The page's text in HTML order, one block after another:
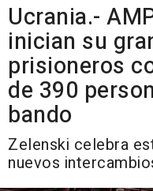
Ucrania.-
inician su
prisioneros
de 390
bando
Zelenski celebra
nuevos